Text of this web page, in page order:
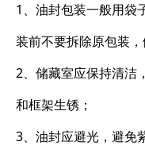
1、油封包装一般用袋
装前不要拆除原包装，
2、储藏室应保持清洁
和框架生锈；
3、油封应避光，避免